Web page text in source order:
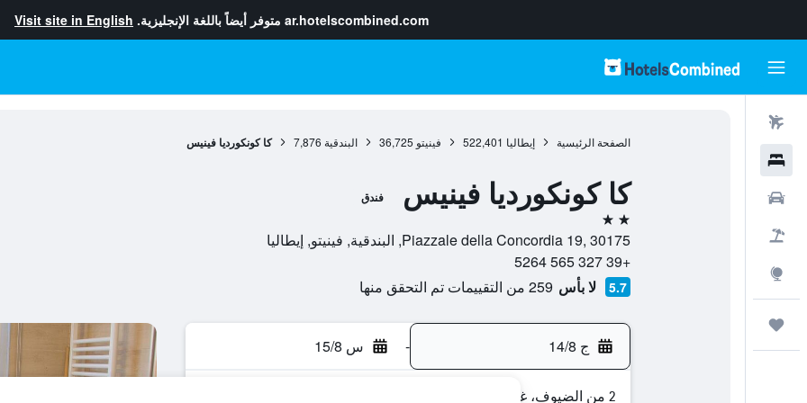
ar.hotelscombined.com متوفر أيضاً باللغة الإنجليزية. Visit site in English
الصفحة الرئيسية إيطاليا 522,401 فينيتو 36,725 البندقية 7,876 كا كونكورديا فينيس
كا كونكورديا فينيس فندق
2 نجمتين
Piazzale della Concordia 19, 30175, البندقية, فينيتو, إيطاليا
+39 327 565 5264
5.7 لا بأس 259 من التقييمات تم التحقق منها
ج 14/8 - س 15/8
2 من الضيوف، غرفة واحدة